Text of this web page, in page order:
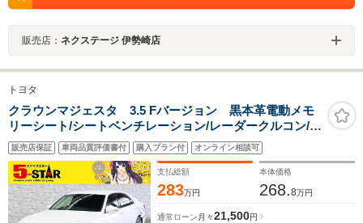
販売店： ネクステージ 伊勢崎店
トヨタ
クラウンマジェスタ 3.5 Fバージョン 黒本革電動メモ
リーシート/シートベンチレーション/レーダークルコン/ク
リアランスソナー/BSM/オートマチックハイビーム/ステ
アリングヒーター/ヘッドライトウォッシャー/純正ナビ/バ
ックカメラ
販売店保証 車両品質評価書付 購入プラン付 オンライン相談可
支払総額
283万円
本体価格
268.8万円
通常ローン 月々21,500円